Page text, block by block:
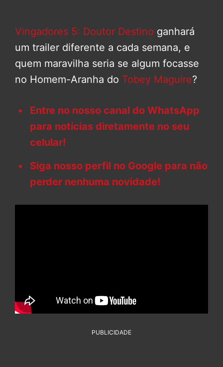
Vingadores 5: Doutor Destino ganhará
um trailer diferente a cada semana, e
quem maravilha seria se algum focasse
no Homem-Aranha do Tobey Maguire?
Entre no nosso canal do WhatsApp
para notícias diretamente no seu
celular!
Siga nosso perfil no Google para não
perder nenhuma novidade!
PUBLICIDADE